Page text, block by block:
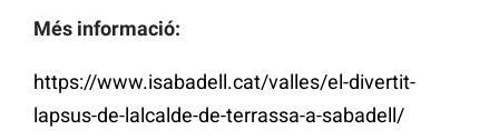
Més informació:
https://www.isabadell.cat/valles/el-divertit-
lapsus-de-lalcalde-de-terrassa-a-sabadell/